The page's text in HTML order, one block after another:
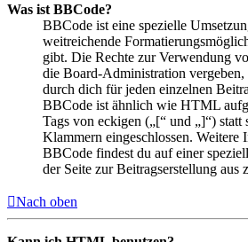
Was ist BBCode?
BBCode ist eine spezielle
weitreichende
gibt. Die Rechte zur Verwendung
die Board-Administration vergeben,
durch dich für jeden einzelnen
BBCode ist ähnlich wie HTML
Tags von eckigen („[“ und „]“) statt
Klammern eingeschlossen. Weitere
BBCode findest du auf einer
der Seite zur Beitragserstellung aus
Nach oben